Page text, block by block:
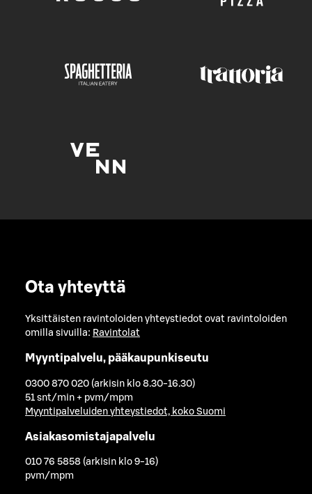
Ota yhteyttä
Yksittäisten ravintoloiden yhteystiedot ovat ravintoloiden
omilla sivuilla: Ravintolat
Myyntipalvelu, pääkaupunkiseutu
0300 870 020 (arkisin klo 8.30-16.30)
51 snt/min + pvm/mpm
Myyntipalveluiden yhteystiedot, koko Suomi
Asiakasomistajapalvelu
010 76 5858 (arkisin klo 9-16)
pvm/mpm